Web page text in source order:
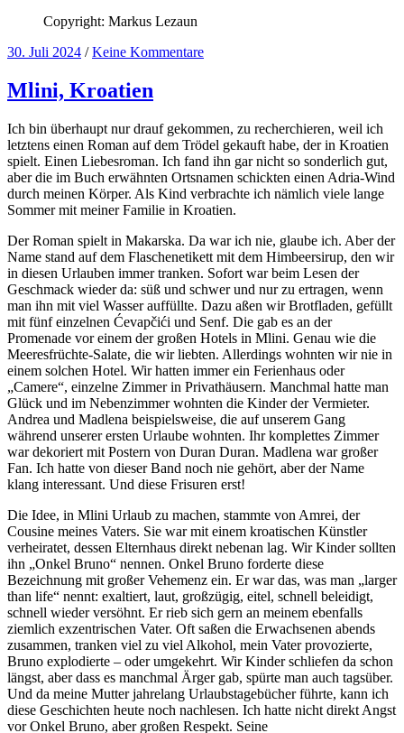
Copyright: Markus Lezaun
30. Juli 2024 / Keine Kommentare
Mlini, Kroatien
Ich bin überhaupt nur drauf gekommen, zu recherchieren, weil ich
letztens einen Roman auf dem Trödel gekauft habe, der in Kroatien
spielt. Einen Liebesroman. Ich fand ihn gar nicht so sonderlich gut,
aber die im Buch erwähnten Ortsnamen schickten einen Adria-Wind
durch meinen Körper. Als Kind verbrachte ich nämlich viele lange
Sommer mit meiner Familie in Kroatien.
Der Roman spielt in Makarska. Da war ich nie, glaube ich. Aber der
Name stand auf dem Flaschenetikett mit dem Himbeersirup, den wir
in diesen Urlauben immer tranken. Sofort war beim Lesen der
Geschmack wieder da: süß und schwer und nur zu ertragen, wenn
man ihn mit viel Wasser auffüllte. Dazu aßen wir Brotfladen, gefüllt
mit fünf einzelnen Ćevapčići und Senf. Die gab es an der
Promenade vor einem der großen Hotels in Mlini. Genau wie die
Meeresfrüchte-Salate, die wir liebten. Allerdings wohnten wir nie in
einem solchen Hotel. Wir hatten immer ein Ferienhaus oder
„Camere“, einzelne Zimmer in Privathäusern. Manchmal hatte man
Glück und im Nebenzimmer wohnten die Kinder der Vermieter.
Andrea und Madlena beispielsweise, die auf unserem Gang
während unserer ersten Urlaube wohnten. Ihr komplettes Zimmer
war dekoriert mit Postern von Duran Duran. Madlena war großer
Fan. Ich hatte von dieser Band noch nie gehört, aber der Name
klang interessant. Und diese Frisuren erst!
Die Idee, in Mlini Urlaub zu machen, stammte von Amrei, der
Cousine meines Vaters. Sie war mit einem kroatischen Künstler
verheiratet, dessen Elternhaus direkt nebenan lag. Wir Kinder sollten
ihn „Onkel Bruno“ nennen. Onkel Bruno forderte diese
Bezeichnung mit großer Vehemenz ein. Er war das, was man „larger
than life“ nennt: exaltiert, laut, großzügig, eitel, schnell beleidigt,
schnell wieder versöhnt. Er rieb sich gern an meinem ebenfalls
ziemlich exzentrischen Vater. Oft saßen die Erwachsenen abends
zusammen, tranken viel zu viel Alkohol, mein Vater provozierte,
Bruno explodierte – oder umgekehrt. Wir Kinder schliefen da schon
längst, aber dass es manchmal Ärger gab, spürte man auch tagsüber.
Und da meine Mutter jahrelang Urlaubstagebücher führte, kann ich
diese Geschichten heute noch nachlesen. Ich hatte nicht direkt Angst
vor Onkel Bruno, aber großen Respekt. Seine